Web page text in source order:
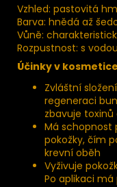
Vzhled: pastovitá
Barva: hnědá až
Vůně:
Rozpustnost: s
Účinky v kosmetice
Zvláštní
regeneraci
zbavuje
Má schopnost
pokožky, čím
krevní oběh
Vyživuje
Po aplikaci má